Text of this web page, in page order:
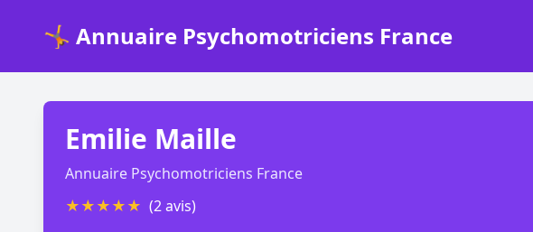
🤸 Annuaire Psychomotriciens France
Emilie Maille
Annuaire Psychomotriciens France
★★★★★ (2 avis)